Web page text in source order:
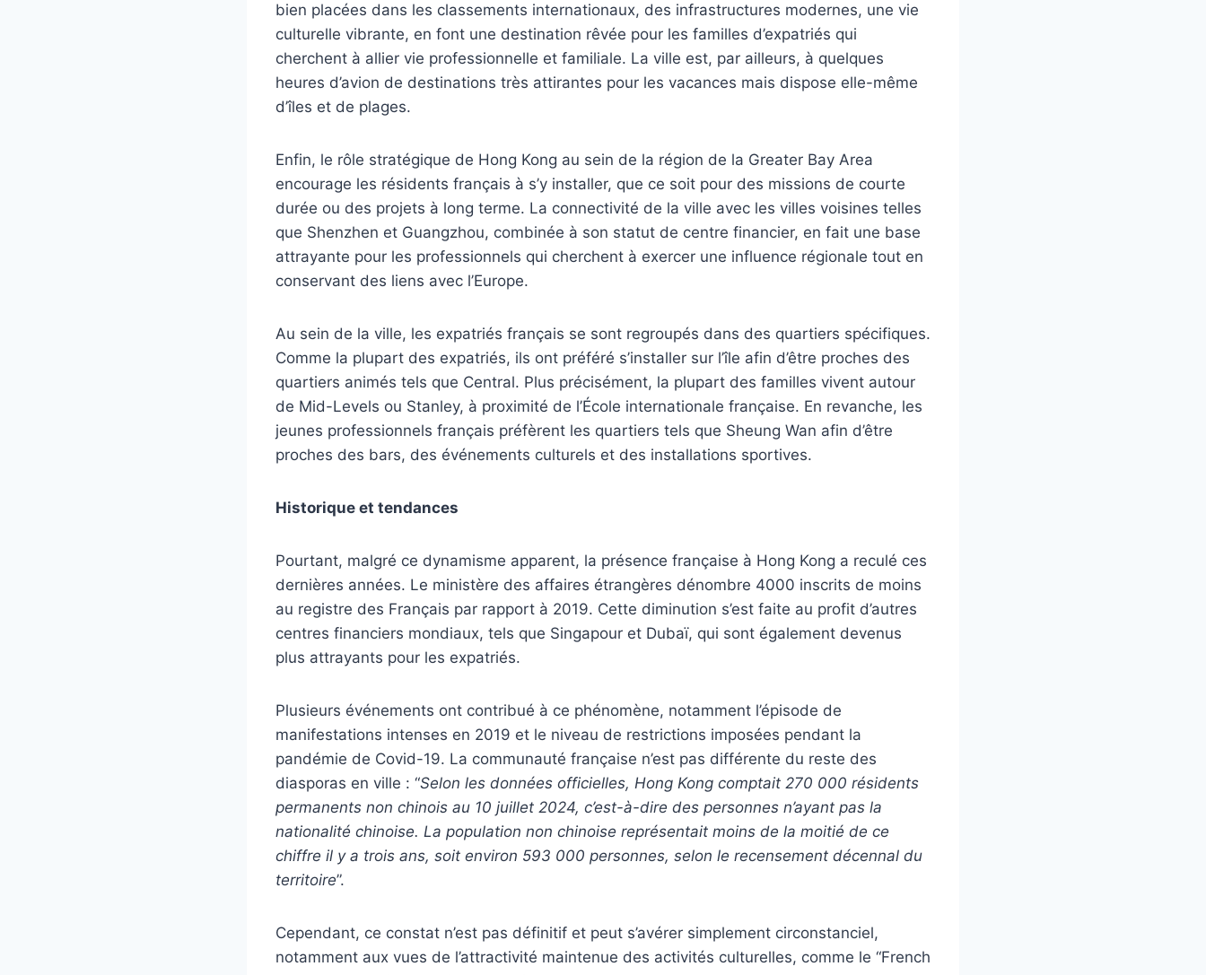
bien placées dans les classements internationaux, des infrastructures modernes, une vie
culturelle vibrante, en font une destination rêvée pour les familles d’expatriés qui
cherchent à allier vie professionnelle et familiale. La ville est, par ailleurs, à quelques
heures d’avion de destinations très attirantes pour les vacances mais dispose elle-même
d’îles et de plages.
Enfin, le rôle stratégique de Hong Kong au sein de la région de la Greater Bay Area
encourage les résidents français à s’y installer, que ce soit pour des missions de courte
durée ou des projets à long terme. La connectivité de la ville avec les villes voisines telles
que Shenzhen et Guangzhou, combinée à son statut de centre financier, en fait une base
attrayante pour les professionnels qui cherchent à exercer une influence régionale tout en
conservant des liens avec l’Europe.
Au sein de la ville, les expatriés français se sont regroupés dans des quartiers spécifiques.
Comme la plupart des expatriés, ils ont préféré s’installer sur l’île afin d’être proches des
quartiers animés tels que Central. Plus précisément, la plupart des familles vivent autour
de Mid-Levels ou Stanley, à proximité de l’École internationale française. En revanche, les
jeunes professionnels français préfèrent les quartiers tels que Sheung Wan afin d’être
proches des bars, des événements culturels et des installations sportives.
Historique et tendances
Pourtant, malgré ce dynamisme apparent, la présence française à Hong Kong a reculé ces
dernières années. Le ministère des affaires étrangères dénombre 4000 inscrits de moins
au registre des Français par rapport à 2019. Cette diminution s’est faite au profit d’autres
centres financiers mondiaux, tels que Singapour et Dubaï, qui sont également devenus
plus attrayants pour les expatriés.
Plusieurs événements ont contribué à ce phénomène, notamment l’épisode de
manifestations intenses en 2019 et le niveau de restrictions imposées pendant la
pandémie de Covid-19. La communauté française n’est pas différente du reste des
diasporas en ville : “Selon les données officielles, Hong Kong comptait 270 000 résidents
permanents non chinois au 10 juillet 2024, c’est-à-dire des personnes n’ayant pas la
nationalité chinoise. La population non chinoise représentait moins de la moitié de ce
chiffre il y a trois ans, soit environ 593 000 personnes, selon le recensement décennal du
territoire”.
Cependant, ce constat n’est pas définitif et peut s’avérer simplement circonstanciel,
notamment aux vues de l’attractivité maintenue des activités culturelles, comme le “French